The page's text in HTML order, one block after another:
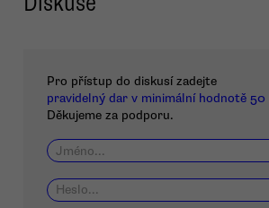
Pro přístup do diskusí zadejte
pravidelný dar v minimální hodnotě 50
Děkujeme za podporu.